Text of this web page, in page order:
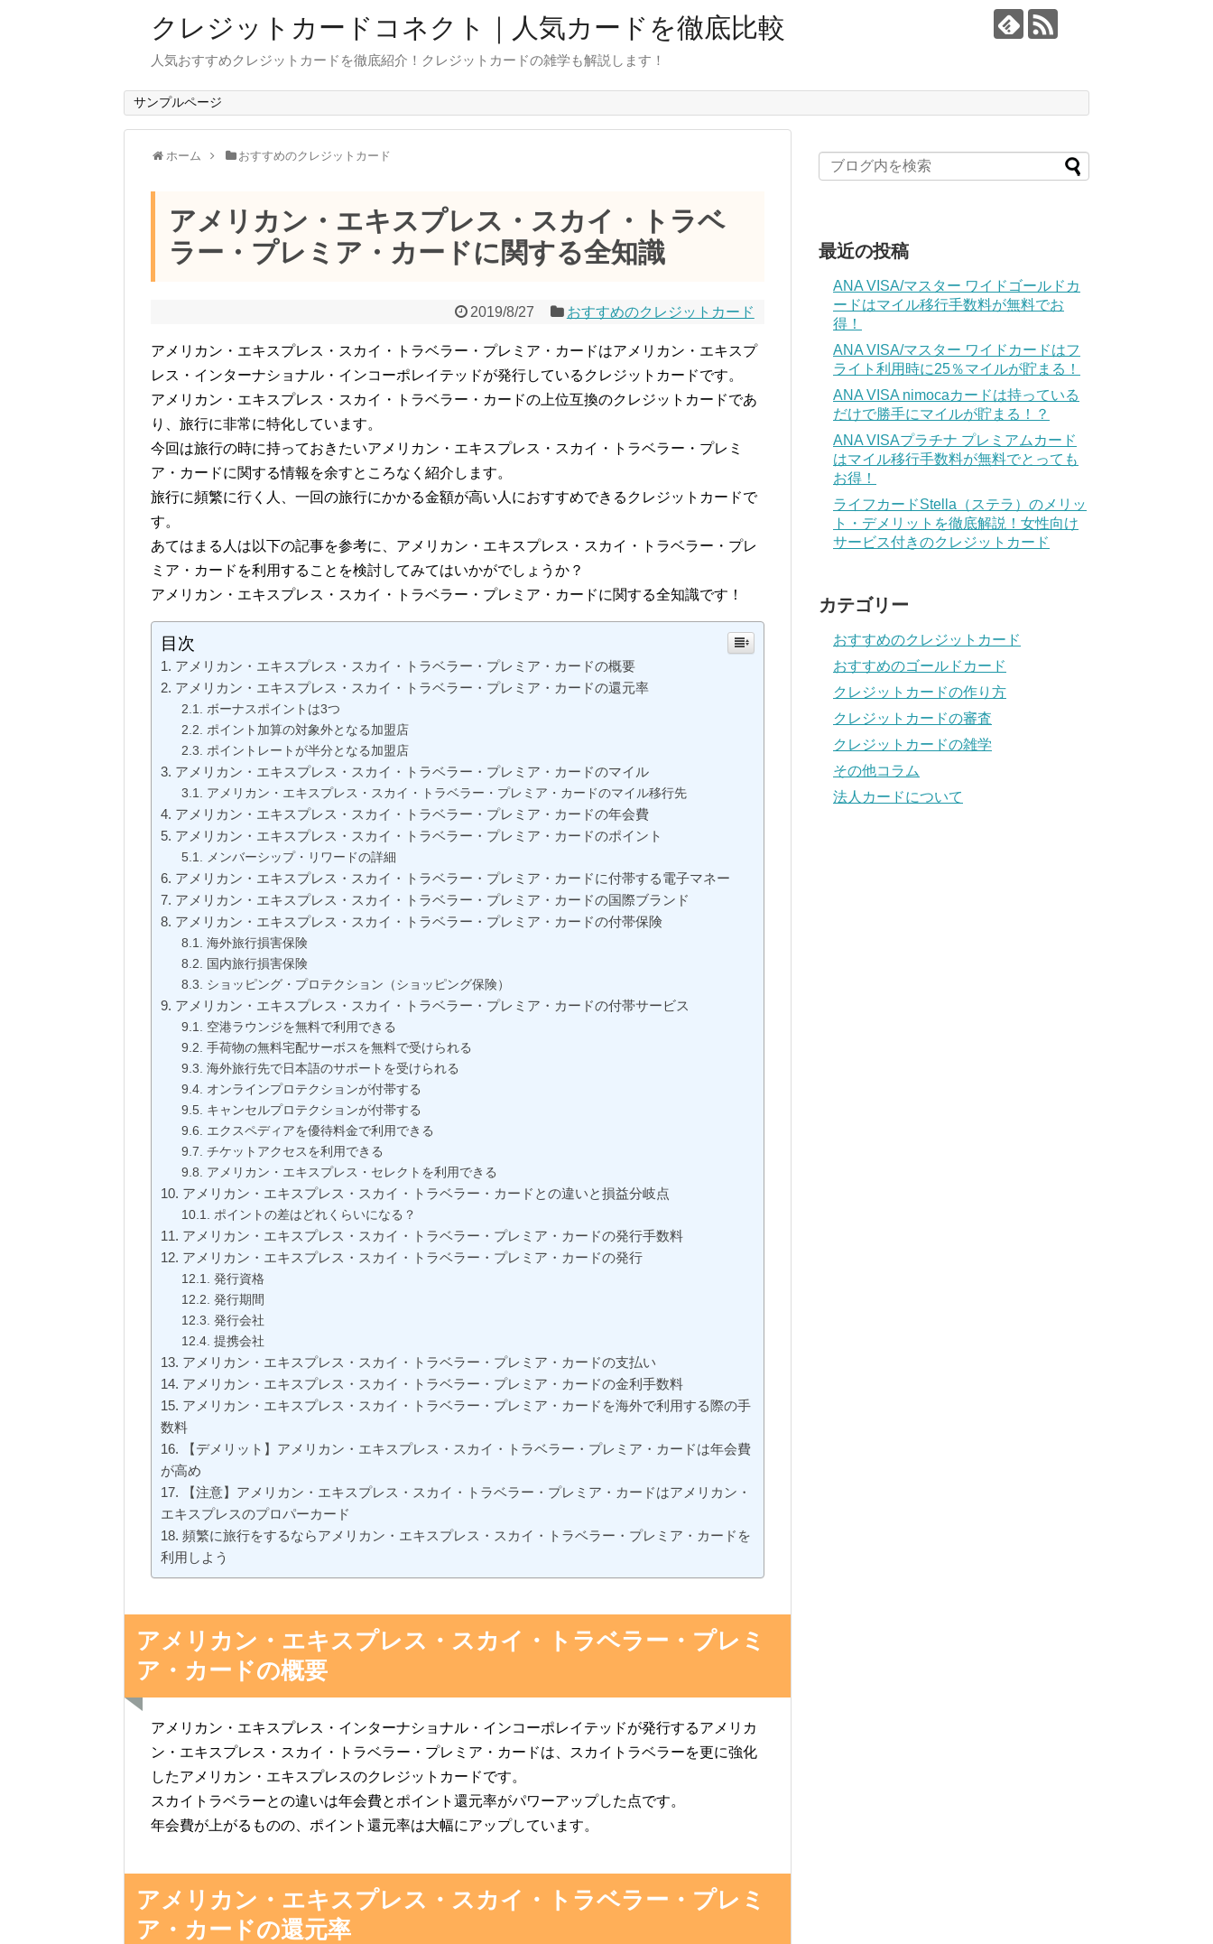
クレジットカードコネクト｜人気カードを徹底比較
人気おすすめクレジットカードを徹底紹介！クレジットカードの雑学も解説します！
サンプルページ
ホーム おすすめのクレジットカード
アメリカン・エキスプレス・スカイ・トラベ
ラー・プレミア・カードに関する全知識
2019/8/27 おすすめのクレジットカード
アメリカン・エキスプレス・スカイ・トラベラー・プレミア・カードはアメリカン・エキスプ
レス・インターナショナル・インコーポレイテッドが発行しているクレジットカードです。
アメリカン・エキスプレス・スカイ・トラベラー・カードの上位互換のクレジットカードであ
り、旅行に非常に特化しています。
今回は旅行の時に持っておきたいアメリカン・エキスプレス・スカイ・トラベラー・プレミ
ア・カードに関する情報を余すところなく紹介します。
旅行に頻繁に行く人、一回の旅行にかかる金額が高い人におすすめできるクレジットカードで
す。
あてはまる人は以下の記事を参考に、アメリカン・エキスプレス・スカイ・トラベラー・プレ
ミア・カードを利用することを検討してみてはいかがでしょうか？
アメリカン・エキスプレス・スカイ・トラベラー・プレミア・カードに関する全知識です！
目次
アメリカン・エキスプレス・スカイ・トラベラー・プレミア・カードの概要
アメリカン・エキスプレス・スカイ・トラベラー・プレミア・カードの還元率
ボーナスポイントは3つ
ポイント加算の対象外となる加盟店
ポイントレートが半分となる加盟店
アメリカン・エキスプレス・スカイ・トラベラー・プレミア・カードのマイル
アメリカン・エキスプレス・スカイ・トラベラー・プレミア・カードのマイル移行先
アメリカン・エキスプレス・スカイ・トラベラー・プレミア・カードの年会費
アメリカン・エキスプレス・スカイ・トラベラー・プレミア・カードのポイント
メンバーシップ・リワードの詳細
アメリカン・エキスプレス・スカイ・トラベラー・プレミア・カードに付帯する電子マネー
アメリカン・エキスプレス・スカイ・トラベラー・プレミア・カードの国際ブランド
アメリカン・エキスプレス・スカイ・トラベラー・プレミア・カードの付帯保険
海外旅行損害保険
国内旅行損害保険
ショッピング・プロテクション（ショッピング保険）
アメリカン・エキスプレス・スカイ・トラベラー・プレミア・カードの付帯サービス
空港ラウンジを無料で利用できる
手荷物の無料宅配サーボスを無料で受けられる
海外旅行先で日本語のサポートを受けられる
オンラインプロテクションが付帯する
キャンセルプロテクションが付帯する
エクスペディアを優待料金で利用できる
チケットアクセスを利用できる
アメリカン・エキスプレス・セレクトを利用できる
アメリカン・エキスプレス・スカイ・トラベラー・カードとの違いと損益分岐点
ポイントの差はどれくらいになる？
アメリカン・エキスプレス・スカイ・トラベラー・プレミア・カードの発行手数料
アメリカン・エキスプレス・スカイ・トラベラー・プレミア・カードの発行
発行資格
発行期間
発行会社
提携会社
アメリカン・エキスプレス・スカイ・トラベラー・プレミア・カードの支払い
アメリカン・エキスプレス・スカイ・トラベラー・プレミア・カードの金利手数料
アメリカン・エキスプレス・スカイ・トラベラー・プレミア・カードを海外で利用する際の手
数料
【デメリット】アメリカン・エキスプレス・スカイ・トラベラー・プレミア・カードは年会費
が高め
【注意】アメリカン・エキスプレス・スカイ・トラベラー・プレミア・カードはアメリカン・
エキスプレスのプロパーカード
頻繁に旅行をするならアメリカン・エキスプレス・スカイ・トラベラー・プレミア・カードを
利用しよう
アメリカン・エキスプレス・スカイ・トラベラー・プレミ
ア・カードの概要
アメリカン・エキスプレス・インターナショナル・インコーポレイテッドが発行するアメリカ
ン・エキスプレス・スカイ・トラベラー・プレミア・カードは、スカイトラベラーを更に強化
したアメリカン・エキスプレスのクレジットカードです。
スカイトラベラーとの違いは年会費とポイント還元率がパワーアップした点です。
年会費が上がるものの、ポイント還元率は大幅にアップしています。
アメリカン・エキスプレス・スカイ・トラベラー・プレミ
ア・カードの還元率
最近の投稿
ANA VISA/マスター ワイドゴールドカ
ードはマイル移行手数料が無料でお
得！
ANA VISA/マスター ワイドカードはフ
ライト利用時に25％マイルが貯まる！
ANA VISA nimocaカードは持っている
だけで勝手にマイルが貯まる！？
ANA VISAプラチナ プレミアムカード
はマイル移行手数料が無料でとっても
お得！
ライフカードStella（ステラ）のメリッ
ト・デメリットを徹底解説！女性向け
サービス付きのクレジットカード
カテゴリー
おすすめのクレジットカード
おすすめのゴールドカード
クレジットカードの作り方
クレジットカードの審査
クレジットカードの雑学
その他コラム
法人カードについて